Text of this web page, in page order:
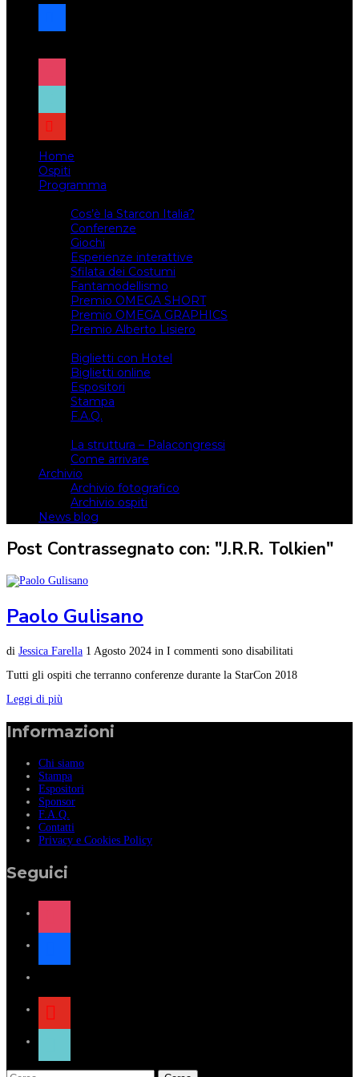
facebook
x
instagram
tiktok
youtube
Home
Ospiti
Programma
Cos’è la Starcon Italia?
Conferenze
Giochi
Esperienze interattive
Sfilata dei Costumi
Fantamodellismo
Premio OMEGA SHORT
Premio OMEGA GRAPHICS
Premio Alberto Lisiero
Biglietti con Hotel
Biglietti online
Espositori
Stampa
F.A.Q.
La struttura – Palacongressi
Come arrivare
Archivio
Archivio fotografico
Archivio ospiti
News blog
Post Contrassegnato con: "J.R.R. Tolkien"
Paolo Gulisano
di Jessica Farella 1 Agosto 2024 in I commenti sono disabilitati
Tutti gli ospiti che terranno conferenze durante la StarCon 2018
Leggi di più
Informazioni
Chi siamo
Stampa
Espositori
Sponsor
F.A.Q.
Contatti
Privacy e Cookies Policy
Seguici
instagram
facebook
x
youtube
tiktok